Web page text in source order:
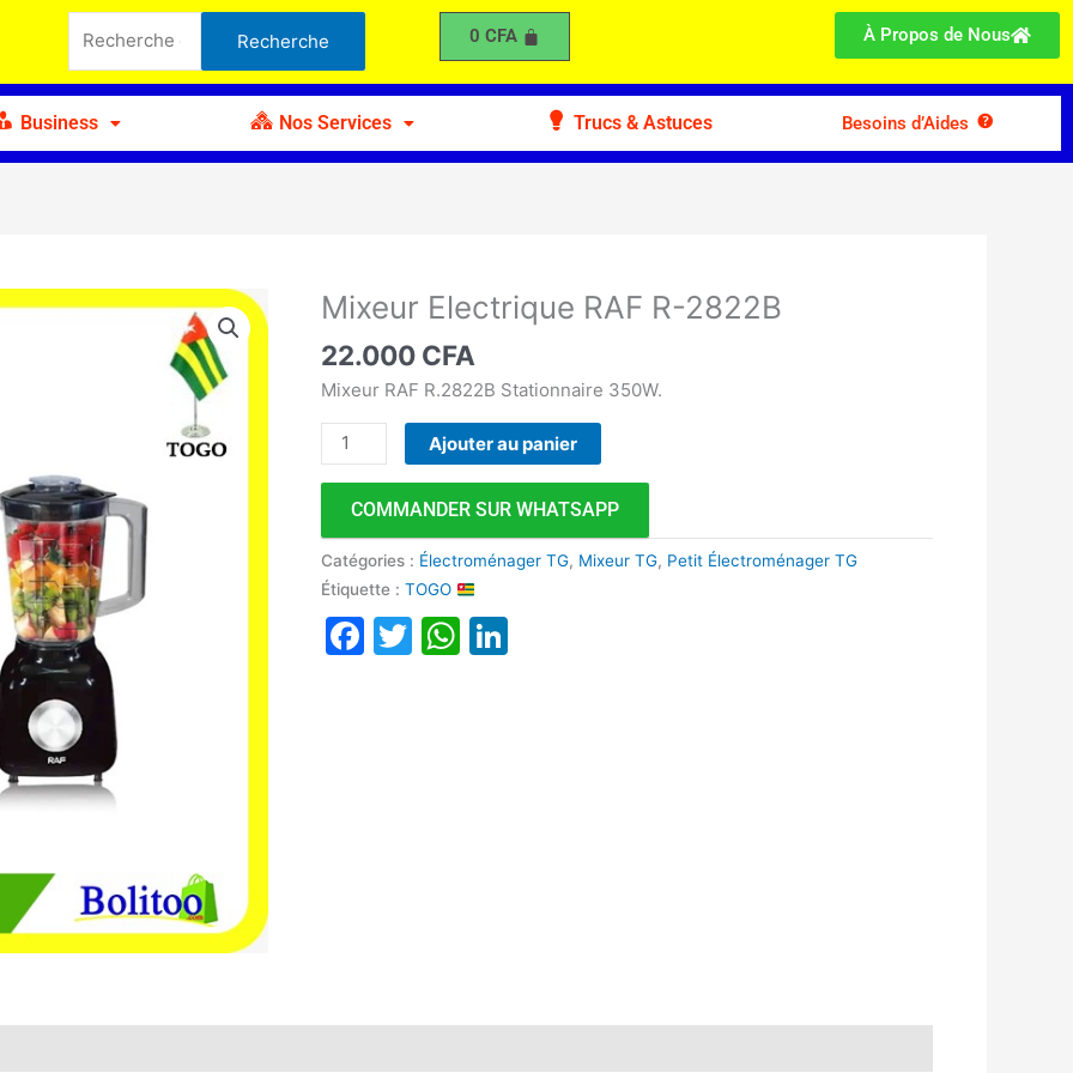
pour :
Recherche 0 CFA À Propos de Nous
Business Nos Services Trucs & Astuces Besoins d’Aides
Mixeur Electrique RAF R-2822B
22.000 CFA
Mixeur RAF R.2822B Stationnaire 350W.
quantité
Mixeur
Electrique
Ajouter au panier
COMMANDER SUR WHATSAPP
Catégories : Électroménager TG, Mixeur TG, Petit Électroménager TG
Étiquette :TOGO
Facebook
TwitterWhatsApp
Electrique
2822B